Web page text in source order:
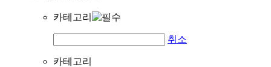
카테고리
취소
카테고리